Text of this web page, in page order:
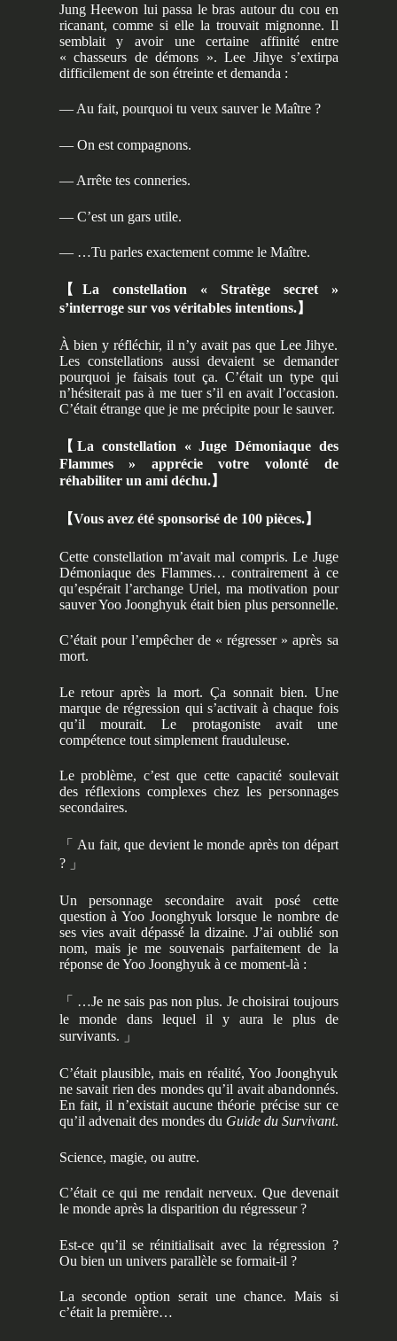
Jung Heewon lui passa le bras autour du cou en
ricanant, comme si elle la trouvait mignonne. Il
semblait y avoir une certaine affinité entre
« chasseurs de démons ». Lee Jihye s’extirpa
difficilement de son étreinte et demanda :
— Au fait, pourquoi tu veux sauver le Maître ?
— On est compagnons.
— Arrête tes conneries.
— C’est un gars utile.
— …Tu parles exactement comme le Maître.
【La constellation « Stratège secret »
s’interroge sur vos véritables intentions.】
À bien y réfléchir, il n’y avait pas que Lee Jihye.
Les constellations aussi devaient se demander
pourquoi je faisais tout ça. C’était un type qui
n’hésiterait pas à me tuer s’il en avait l’occasion.
C’était étrange que je me précipite pour le sauver.
【La constellation « Juge Démoniaque des
Flammes » apprécie votre volonté de
réhabiliter un ami déchu.】
【Vous avez été sponsorisé de 100 pièces.】
Cette constellation m’avait mal compris. Le Juge
Démoniaque des Flammes… contrairement à ce
qu’espérait l’archange Uriel, ma motivation pour
sauver Yoo Joonghyuk était bien plus personnelle.
C’était pour l’empêcher de « régresser » après sa
mort.
Le retour après la mort. Ça sonnait bien. Une
marque de régression qui s’activait à chaque fois
qu’il mourait. Le protagoniste avait une
compétence tout simplement frauduleuse.
Le problème, c’est que cette capacité soulevait
des réflexions complexes chez les personnages
secondaires.
「 Au fait, que devient le monde après ton départ
? 」
Un personnage secondaire avait posé cette
question à Yoo Joonghyuk lorsque le nombre de
ses vies avait dépassé la dizaine. J’ai oublié son
nom, mais je me souvenais parfaitement de la
réponse de Yoo Joonghyuk à ce moment-là :
「 …Je ne sais pas non plus. Je choisirai toujours
le monde dans lequel il y aura le plus de
survivants.
」
C’était plausible, mais en réalité, Yoo Joonghyuk
ne savait rien des mondes qu’il avait abandonnés.
En fait, il n’existait aucune théorie précise sur ce
qu’il advenait des mondes du Guide du Survivant.
Science, magie, ou autre.
C’était ce qui me rendait nerveux. Que devenait
le monde après la disparition du régresseur ?
Est-ce qu’il se réinitialisait avec la régression ?
Ou bien un univers parallèle se formait-il ?
La seconde option serait une chance. Mais si
c’était la première…